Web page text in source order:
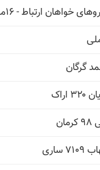
خواهان ارتباط - ۱۶مرداد ۱۴۰۵
گرگان
ساری